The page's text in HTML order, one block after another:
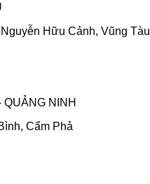
Hữu Cảnh, Vũng Tàu
NINH
Cẩm Phả